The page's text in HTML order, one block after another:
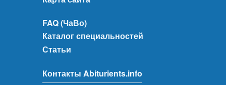
FAQ (ЧаВо)
Каталог специальностей
Статьи
Контакты Abiturients.info